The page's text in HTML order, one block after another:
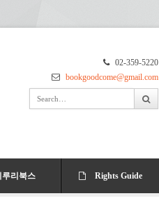
02-359-5220
bookgoodcome@gmail.com
루리북스 Rights Guide